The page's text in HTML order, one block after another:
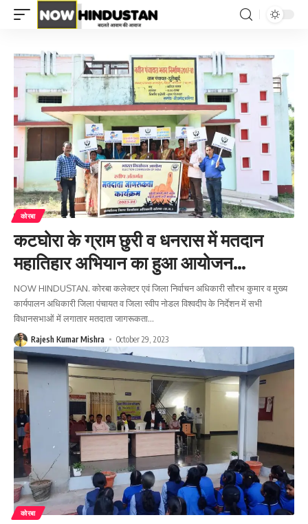
कोरबा
कटघोरा के ग्राम छुरी व धनरास में मतदान
महातिहार अभियान का हुआ आयोजन…
NOW HINDUSTAN. कोरबा कलेक्टर एवं जिला निर्वाचन अधिकारी सौरभ कुमार व मुख्य
कार्यपालन अधिकारी जिला पंचायत व जिला स्वीप नोडल विश्वदीप के निर्देशन में सभी
विधानसभाओं में लगातार मतदाता जागरूकता…
Rajesh Kumar Mishra October 29, 2023
कोरबा